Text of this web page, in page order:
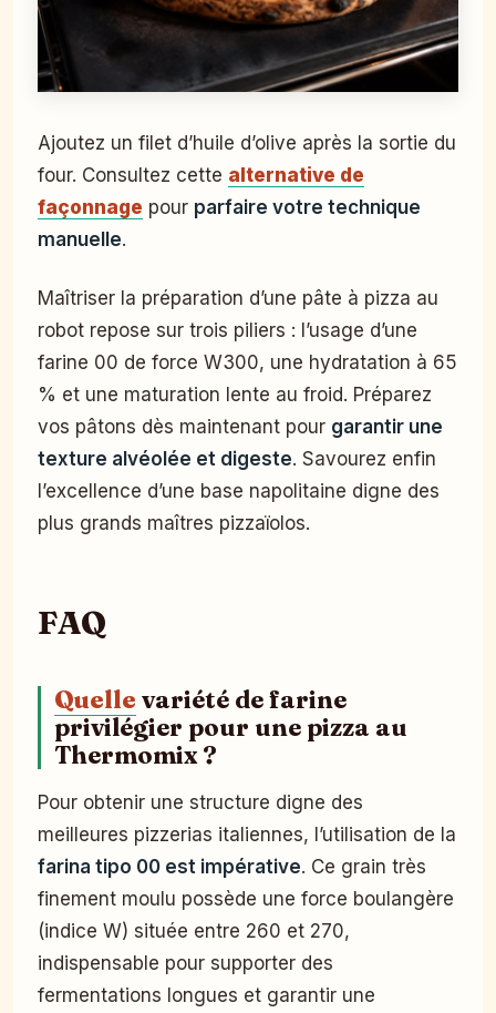
Ajoutez un filet d’huile d’olive après la sortie du
four. Consultez cette alternative de
façonnage pour parfaire votre technique
manuelle.
Maîtriser la préparation d’une pâte à pizza au
robot repose sur trois piliers : l’usage d’une
farine 00 de force W300, une hydratation à 65
% et une maturation lente au froid. Préparez
vos pâtons dès maintenant pour garantir une
texture alvéolée et digeste. Savourez enfin
l’excellence d’une base napolitaine digne des
plus grands maîtres pizzaïolos.
FAQ
Quelle variété de farine
privilégier pour une pizza au
Thermomix ?
Pour obtenir une structure digne des
meilleures pizzerias italiennes, l’utilisation de la
farina tipo 00 est impérative. Ce grain très
finement moulu possède une force boulangère
(indice W) située entre 260 et 270,
indispensable pour supporter des
fermentations longues et garantir une